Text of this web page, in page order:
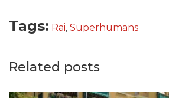
Tags: Rai, Superhumans
Related posts